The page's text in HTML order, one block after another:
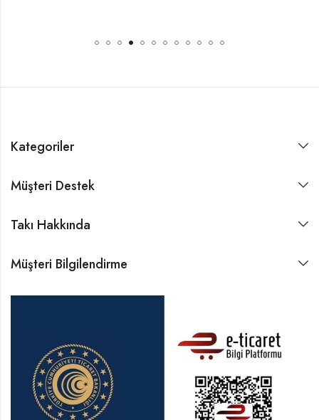
Kategoriler
Müşteri Destek
Takı Hakkında
Müşteri Bilgilendirme